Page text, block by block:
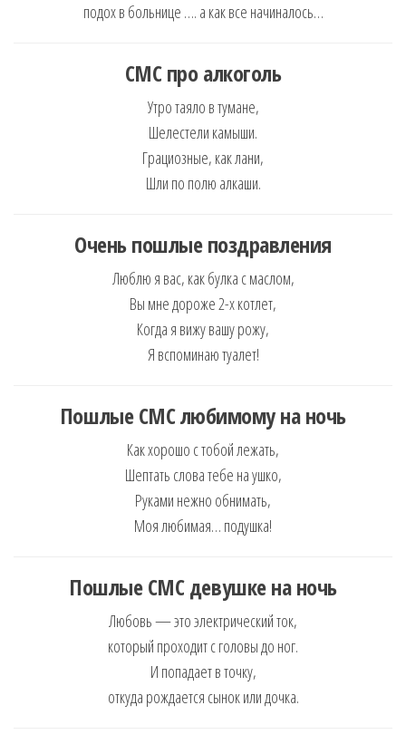
подох в больнице …. а как все начиналось…
СМСпро алкоголь
Утро таяло в тумане,
Шелестели камыши.
Грациозные, как лани,
Шли по полю алкаши.
Очень пошлые поздравления
Люблю я вас, как булка с маслом,
Вы мне дороже 2-х котлет,
Когда я вижу вашу рожу,
Я вспоминаю туалет!
ПошлыеСМС любимому на ночь
Как хорошо с тобой лежать,
Шептать слова тебе на ушко,
Руками нежно обнимать,
Моя любимая… подушка!
ПошлыеСМС девушке на ночь
Любовь — это электрический ток,
который проходит с головы до ног.
И попадает в точку,
откуда рождается сынок или дочка.